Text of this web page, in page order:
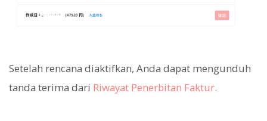
Setelah rencana diaktifkan, Anda dapat mengunduh
tanda terima dari Riwayat Penerbitan Faktur.